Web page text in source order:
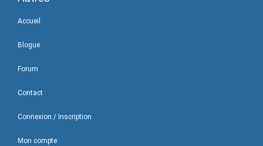
Accueil
Blogue
Forum
Contact
Connexion / Inscription
Mon compte